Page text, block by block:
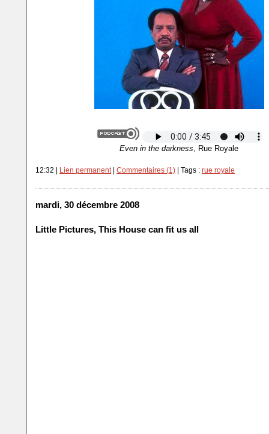
Even in the darkness , Rue Royale
12:32 | Lien permanent| Commentaires (1) | Tags : rue royale
mardi, 30 décembre 2008
Little Pictures, This House can fit us all